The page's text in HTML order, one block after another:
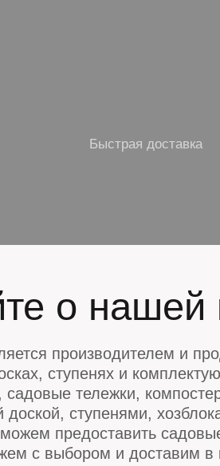
Быстрая доставка
о нашей
производителем и
ступенях и
садовые тележки,
доской, ступенями,
предоставить
с выбором и доставим в